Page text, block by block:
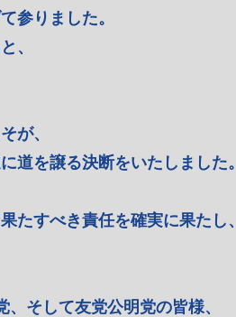
参りました。
、
が、
道を譲る決断をいたしました。
たすべき責任を確実に果たし、
そして友党公明党の皆様、